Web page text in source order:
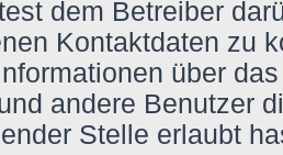
dem Betreiber
Kontaktdaten zu
über
andere Benutzer
Stelle erlaubt